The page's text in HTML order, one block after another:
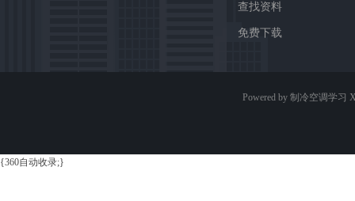
查找资料
免费下载
Powered by 制冷空调学习
{360自动收录;}